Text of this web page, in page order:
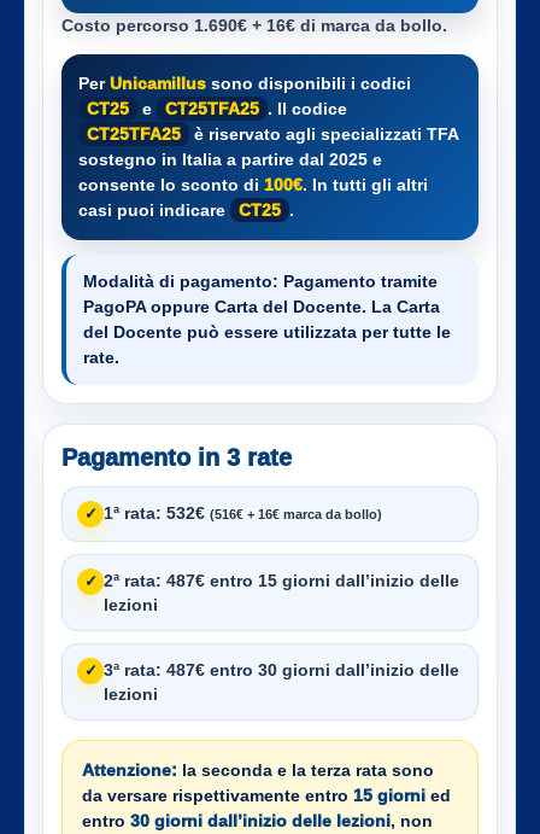
Costo percorso 1.690€ + 16€ di marca da bollo.
PerUnicamillus sono disponibili i codici
CT25
e CT25TFA25 . Il codice
CT25TFA25
è riservato agli specializzati TFA
sostegno in Italia a partire dal 2025 e
consente lo sconto di 100€. In tutti gli altri
casi puoi indicare
CT25 .
Modalità di pagamento: Pagamento tramite
PagoPA oppure Carta del Docente. La Carta
del Docente può essere utilizzata per tutte le
rate.
Pagamento in 3 rate
✓ 1ª rata: 532€ (516€ + 16€ marca da bollo)
✓ 2ª rata: 487€ entro 15 giorni dall’inizio delle
lezioni
✓ 3ª rata: 487€ entro 30 giorni dall’inizio delle
lezioni
Attenzione: la seconda e la terza rata sono
da versare rispettivamente entro 15 giorni ed
entro 30 giorni dall’inizio delle lezioni, non